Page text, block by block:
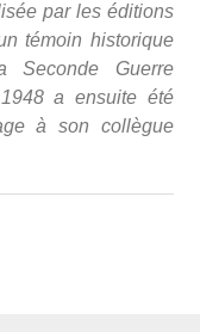
par les éditions
témoin historique
Seconde Guerre
a ensuite été
à son collègue